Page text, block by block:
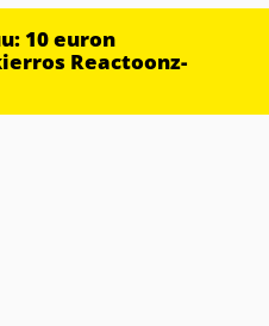
10 euron
Reactoonz-